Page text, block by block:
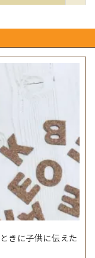
きに子供に伝えた